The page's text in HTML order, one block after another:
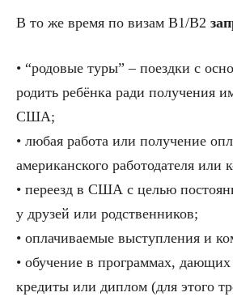
В то же время по визам B1/B2
• “родовые туры” – поездки с
родить ребёнка ради получения
США;
• любая работа или получение
американского работодателя или
• переезд в США с целью
у друзей или родственников;
• оплачиваемые выступления и
• обучение в программах, дающих
кредиты или диплом (для этого